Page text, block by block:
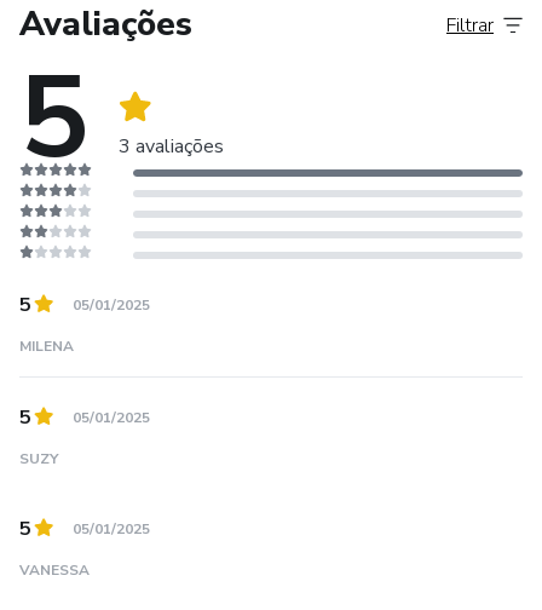
Avaliações
5 3 avaliações
Filtrar
5 05/01/2025
MILENA
5 05/01/2025
SUZY
5 05/01/2025
VANESSA